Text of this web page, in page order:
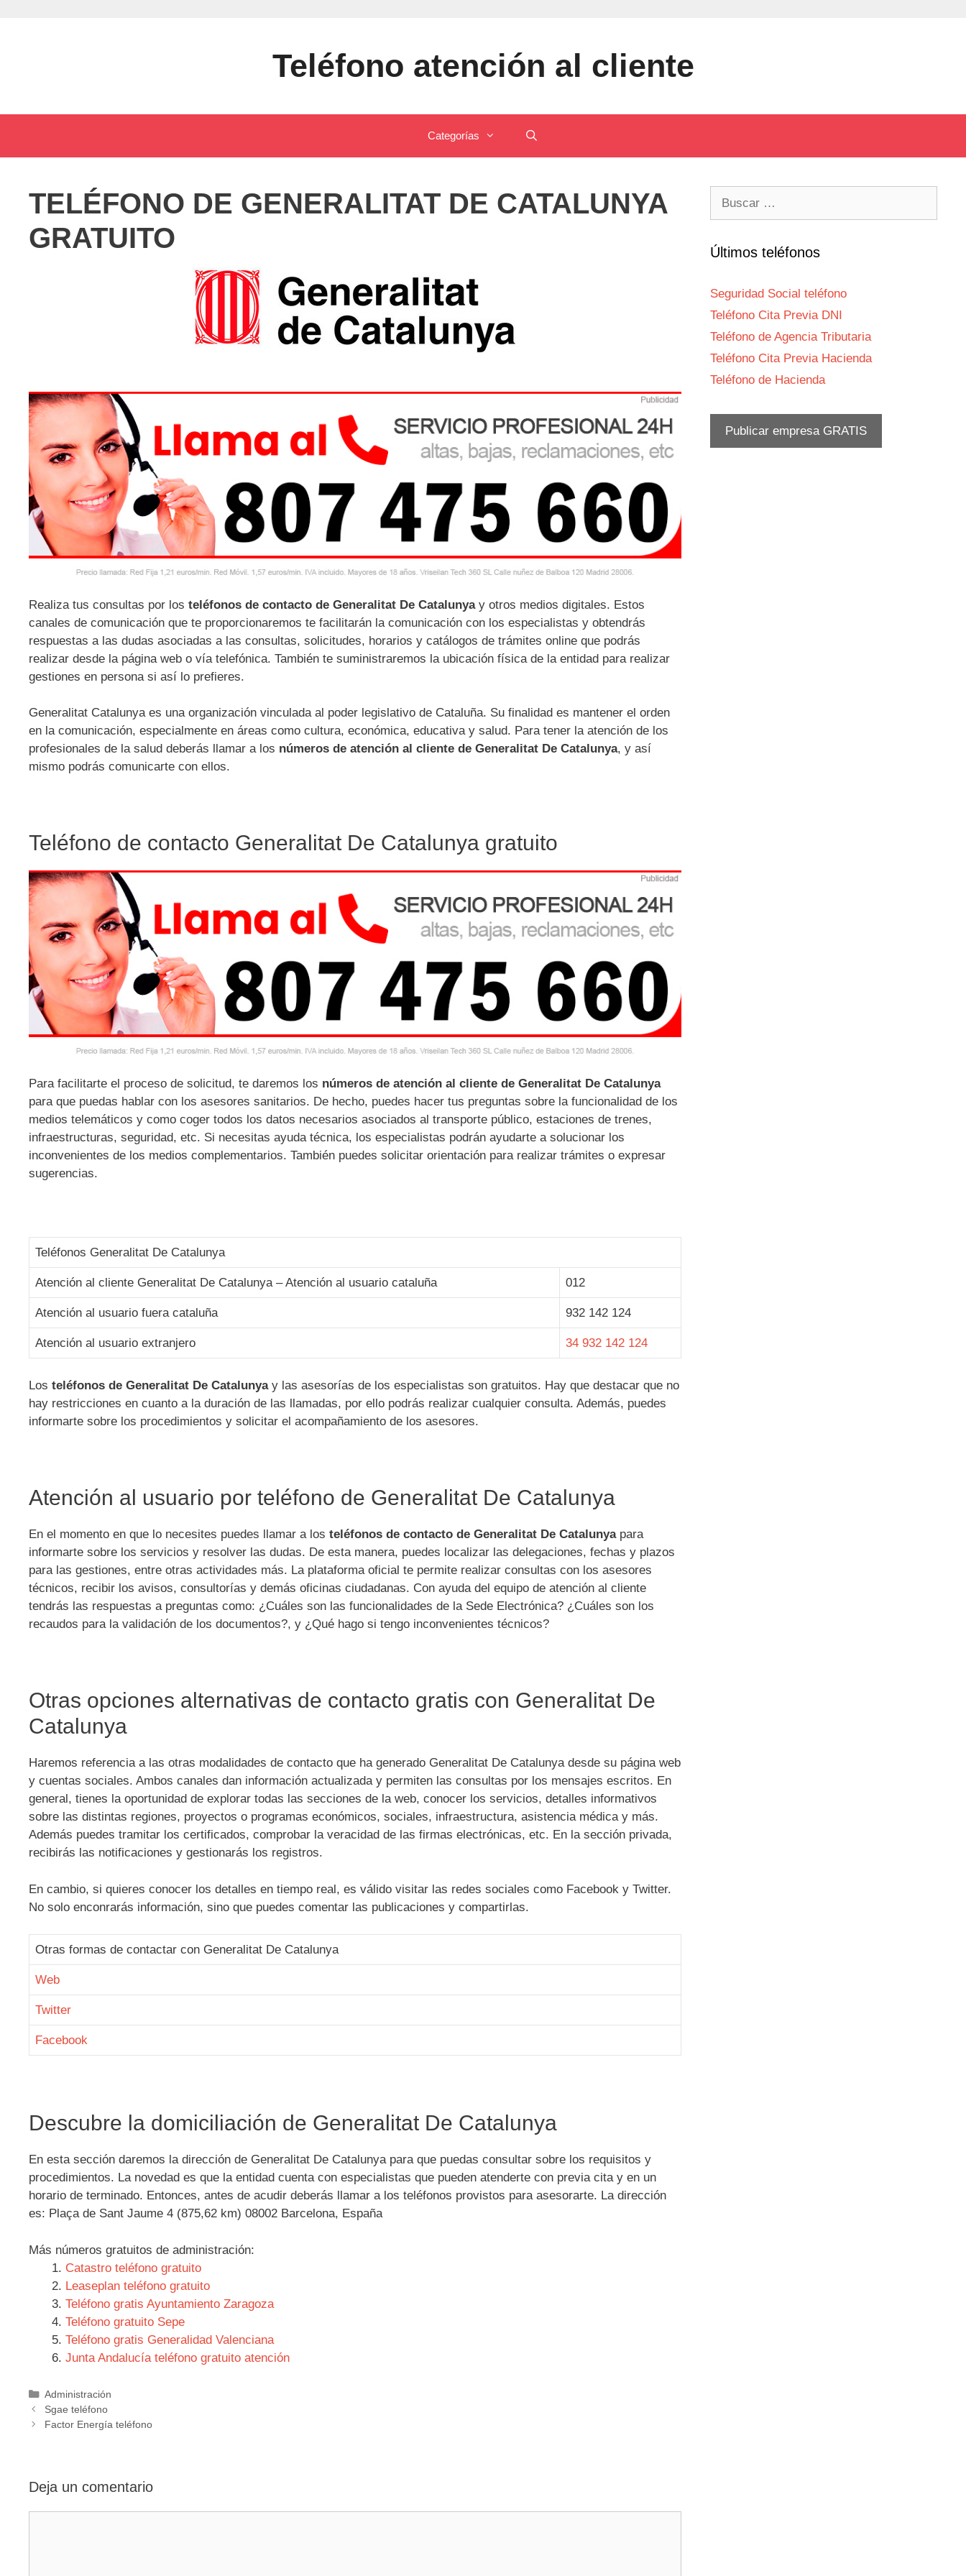
Teléfono atención al cliente
Categorías
TELÉFONO DE GENERALITAT DE CATALUNYA
GRATUITO
Realiza tus consultas por los teléfonos de contacto de Generalitat De Catalunya y otros medios digitales. Estos
canales de comunicación que te proporcionaremos te facilitarán la comunicación con los especialistas y obtendrás
respuestas a las dudas asociadas a las consultas, solicitudes, horarios y catálogos de trámites online que podrás
realizar desde la página web o vía telefónica. También te suministraremos la ubicación física de la entidad para realizar
gestiones en persona si así lo prefieres.
Generalitat Catalunya es una organización vinculada al poder legislativo de Cataluña. Su finalidad es mantener el orden
en la comunicación, especialmente en áreas como cultura, económica, educativa y salud. Para tener la atención de los
profesionales de la salud deberás llamar a los números de atención al cliente de Generalitat De Catalunya, y así
mismo podrás comunicarte con ellos.
Teléfono de contacto Generalitat De Catalunya gratuito
Para facilitarte el proceso de solicitud, te daremos los números de atención al cliente de Generalitat De Catalunya
para que puedas hablar con los asesores sanitarios. De hecho, puedes hacer tus preguntas sobre la funcionalidad de los
medios telemáticos y como coger todos los datos necesarios asociados al transporte público, estaciones de trenes,
infraestructuras, seguridad, etc. Si necesitas ayuda técnica, los especialistas podrán ayudarte a solucionar los
inconvenientes de los medios complementarios. También puedes solicitar orientación para realizar trámites o expresar
sugerencias.
Teléfonos Generalitat De Catalunya
Atención al cliente Generalitat De Catalunya – Atención al usuario cataluña 012
Atención al usuario fuera cataluña 932 142 124
Atención al usuario extranjero 34 932 142 124
Los teléfonos de Generalitat De Catalunyay las asesorías de los especialistas son gratuitos. Hay que destacar que no
hay restricciones en cuanto a la duración de las llamadas, por ello podrás realizar cualquier consulta. Además, puedes
informarte sobre los procedimientos y solicitar el acompañamiento de los asesores.
Atención al usuario por teléfono de Generalitat De Catalunya
En el momento en que lo necesites puedes llamar a los teléfonos de contacto de Generalitat De Catalunyapara
informarte sobre los servicios y resolver las dudas. De esta manera, puedes localizar las delegaciones, fechas y plazos
para las gestiones, entre otras actividades más. La plataforma oficial te permite realizar consultas con los asesores
técnicos, recibir los avisos, consultorías y demás oficinas ciudadanas. Con ayuda del equipo de atención al cliente
tendrás las respuestas a preguntas como: ¿Cuáles son las funcionalidades de la Sede Electrónica? ¿Cuáles son los
recaudos para la validación de los documentos?, y ¿Qué hago si tengo inconvenientes técnicos?
Otras opciones alternativas de contacto gratis con Generalitat De
Catalunya
Haremos referencia a las otras modalidades de contacto que ha generado Generalitat De Catalunya desde su página web
y cuentas sociales. Ambos canales dan información actualizada y permiten las consultas por los mensajes escritos. En
general, tienes la oportunidad de explorar todas las secciones de la web, conocer los servicios, detalles informativos
sobre las distintas regiones, proyectos o programas económicos, sociales, infraestructura, asistencia médica y más.
Además puedes tramitar los certificados, comprobar la veracidad de las firmas electrónicas, etc. En la sección privada,
recibirás las notificaciones y gestionarás los registros.
En cambio, si quieres conocer los detalles en tiempo real, es válido visitar las redes sociales como Facebook y Twitter.
No solo enconrarás información, sino que puedes comentar las publicaciones y compartirlas.
Otras formas de contactar con Generalitat De Catalunya
Web
Twitter
Facebook
Descubre la domiciliación de Generalitat De Catalunya
En esta sección daremos la dirección de Generalitat De Catalunya para que puedas consultar sobre los requisitos y
procedimientos. La novedad es que la entidad cuenta con especialistas que pueden atenderte con previa cita y en un
horario de terminado. Entonces, antes de acudir deberás llamar a los teléfonos provistos para asesorarte. La dirección
es: Plaça de Sant Jaume 4 (875,62 km) 08002 Barcelona, España
Más números gratuitos de administración:
Catastro teléfono gratuito
Leaseplan teléfono gratuito
Teléfono gratis Ayuntamiento Zaragoza
Teléfono gratuito Sepe
Teléfono gratis Generalidad Valenciana
Junta Andalucía teléfono gratuito atención
Categorías
Administración
Navegación
de
Sgae teléfono
Factor Energía teléfono
Deja un comentario
Últimos teléfonos
Seguridad Social teléfono
Teléfono Cita Previa DNI
Teléfono de Agencia Tributaria
Teléfono Cita Previa Hacienda
Teléfono de Hacienda
Publicar empresa GRATIS